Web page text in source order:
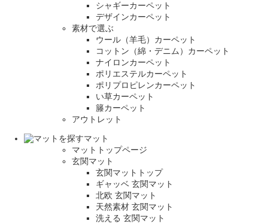
シャギーカーペット
デザインカーペット
素材で選ぶ
ウール（羊毛）カーペット
コットン（綿・デニム）カーペット
ナイロンカーペット
ポリエステルカーペット
ポリプロピレンカーペット
い草カーペット
籐カーペット
アウトレット
マット
マットトップページ
玄関マット
玄関マットトップ
ギャッベ 玄関マット
北欧 玄関マット
天然素材 玄関マット
洗える 玄関マット